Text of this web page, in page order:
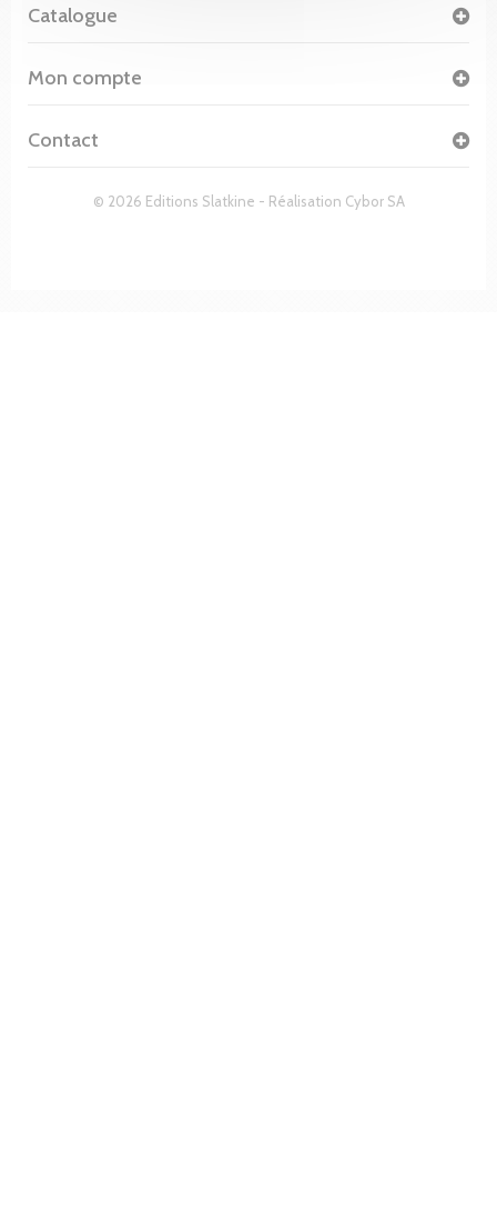
© 2026 Editions Slatkine - Réalisation Cybor SA
Catalogue
Mon compte
Contact